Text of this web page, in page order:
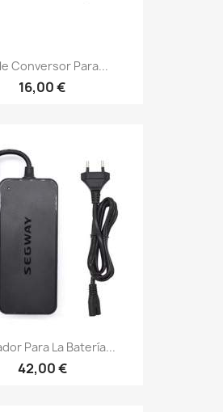
Conversor Para...
16,00 €
Para La Batería...
42,00 €